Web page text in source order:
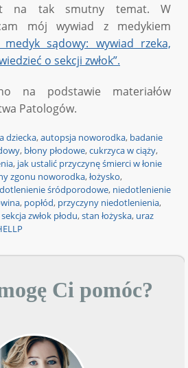
na tak smutny temat. W
mój wywiad z medykiem
medyk sądowy: wywiad rzeka,
o sekcji zwłok”.
na podstawie materiałów
Patologów.
dziecka,autopsja noworodka, badanie
, błony płodowe,cukrzyca w ciąży,
, jak ustalić przyczynę śmierci w łonie
zgonu noworodka,łożysko,
śródporodowe, niedotlenienie
, popłód, przyczyny niedotlenienia,
sekcja zwłok płodu,stan łożyska, uraz
Ci pomóc?